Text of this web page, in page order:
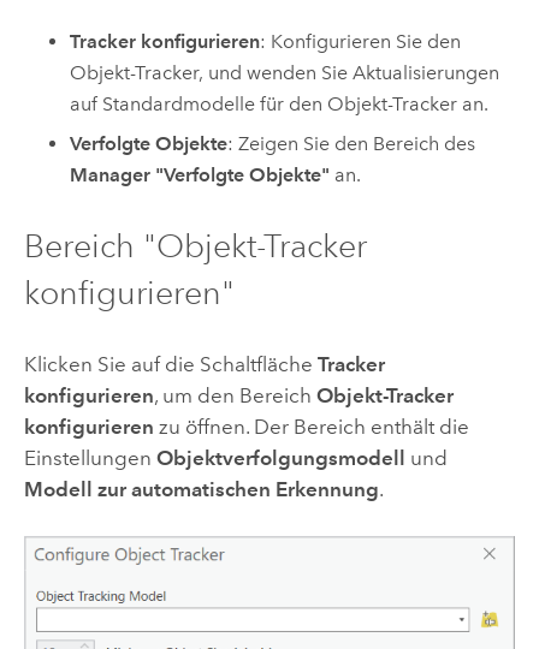
Tracker konfigurieren: Konfigurieren Sie den
Objekt-Tracker, und wenden Sie Aktualisierungen
auf Standardmodelle für den Objekt-Tracker an.
Verfolgte Objekte: Zeigen Sie den Bereich des
Manager "Verfolgte Objekte" an.
Bereich "Objekt-Tracker
konfigurieren"
Klicken Sie auf die Schaltfläche Tracker
konfigurieren, um den Bereich Objekt-Tracker
konfigurieren zu öffnen. Der Bereich enthält die
Einstellungen Objektverfolgungsmodell und
Modell zur automatischen Erkennung.